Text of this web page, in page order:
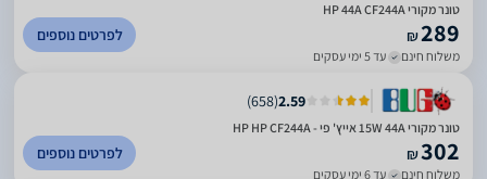
‏טונר מקורי HP 44A CF244A
₪289
משלוח חינם עד 5 ימי עסקים
לפרטים נוספים
2.59
(
658
)
טונר מקורי 15W 44A אייץ' פי - HP HP CF244A
₪302
משלוח חינם עד 6 ימי עסקים
לפרטים נוספים